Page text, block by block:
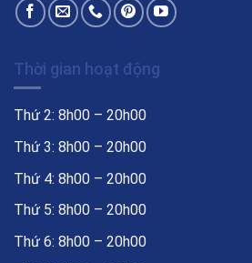
Thời gian hoạt động
Thứ 2: 8h00 – 20h00
Thứ 3: 8h00 – 20h00
Thứ 4: 8h00 – 20h00
Thứ 5: 8h00 – 20h00
Thứ 6: 8h00 – 20h00